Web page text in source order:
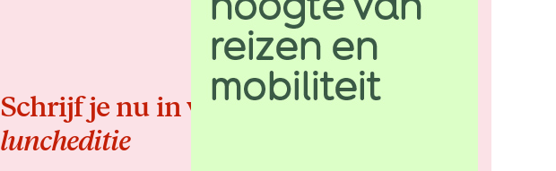
Schrijf je nu in voor de
luncheditie